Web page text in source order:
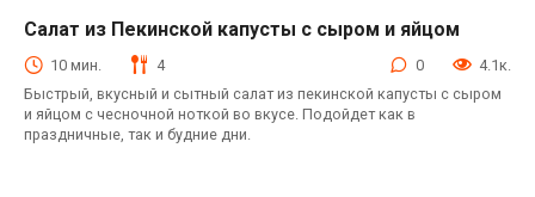
Салат из Пекинской капусты с сыром и яйцом
10 мин. 4 0
4.1к.
Быстрый, вкусный и сытный салат из пекинской капусты с сыром
и яйцом с чесночной ноткой во вкусе. Подойдет как в
праздничные, так и будние дни.